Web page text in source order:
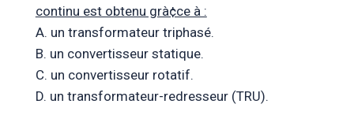
continu est obtenu grà¢ce à :
A. un transformateur triphasé.
B. un convertisseur statique.
C. un convertisseur rotatif.
D. un transformateur-redresseur (TRU).